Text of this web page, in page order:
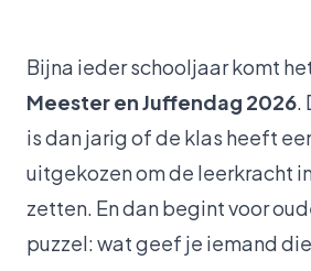
Bijna ieder schooljaar komt
Meester en Juffendag 2026.
is dan jarig of de klas heeft
uitgekozen om de leerkracht
zetten. En dan begint voor
puzzel: wat geef je iemand